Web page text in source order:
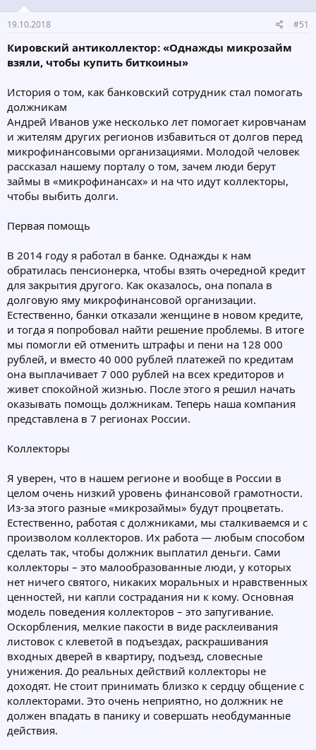
19.10.2018 #51
Кировский антиколлектор: «Однажды микрозайм
взяли, чтобы купить биткоины»
История о том, как банковский сотрудник стал помогать
должникам
Андрей Иванов уже несколько лет помогает кировчанам
и жителям других регионов избавиться от долгов перед
микрофинансовыми организациями. Молодой человек
рассказал нашему порталу о том, зачем люди берут
займы в «микрофинансах» и на что идут коллекторы,
чтобы выбить долги.
Первая помощь
В 2014 году я работал в банке. Однажды к нам
обратилась пенсионерка, чтобы взять очередной кредит
для закрытия другого. Как оказалось, она попала в
долговую яму микрофинансовой организации.
Естественно, банки отказали женщине в новом кредите,
и тогда я попробовал найти решение проблемы. В итоге
мы помогли ей отменить штрафы и пени на 128 000
рублей, и вместо 40 000 рублей платежей по кредитам
она выплачивает 7 000 рублей на всех кредиторов и
живет спокойной жизнью. После этого я решил начать
оказывать помощь должникам. Теперь наша компания
представлена в 7 регионах России.
Коллекторы
Я уверен, что в нашем регионе и вообще в России в
целом очень низкий уровень финансовой грамотности.
Из-за этого разные «микрозаймы» будут процветать.
Естественно, работая с должниками, мы сталкиваемся и с
произволом коллекторов. Их работа — любым способом
сделать так, чтобы должник выплатил деньги. Сами
коллекторы – это малообразованные люди, у которых
нет ничего святого, никаких моральных и нравственных
ценностей, ни капли сострадания ни к кому. Основная
модель поведения коллекторов – это запугивание.
Оскорбления, мелкие пакости в виде расклеивания
листовок с клеветой в подъездах, раскрашивания
входных дверей в квартиру, подъезд, словесные
унижения. До реальных действий коллекторы не
доходят. Не стоит принимать близко к сердцу общение с
коллекторами. Это очень неприятно, но должник не
должен впадать в панику и совершать необдуманные
действия.